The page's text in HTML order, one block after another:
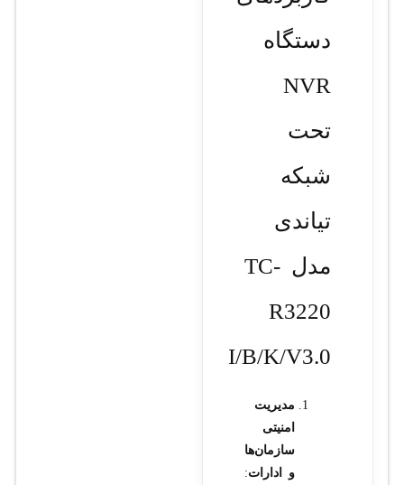
دستگاه
NVR
تحت
شبکه
تیاندی
مدل TC-
R3220
I/B/K/V3.0
مدیریت
امنیتی
سازمان‌ها
و ادارات: